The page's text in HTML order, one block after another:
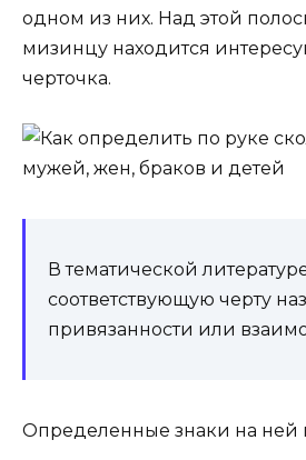
одном из них. Над этой
мизинцу находится
черточка.
В тематической
соответствующую черту
привязанности или
Определенные знаки на ней